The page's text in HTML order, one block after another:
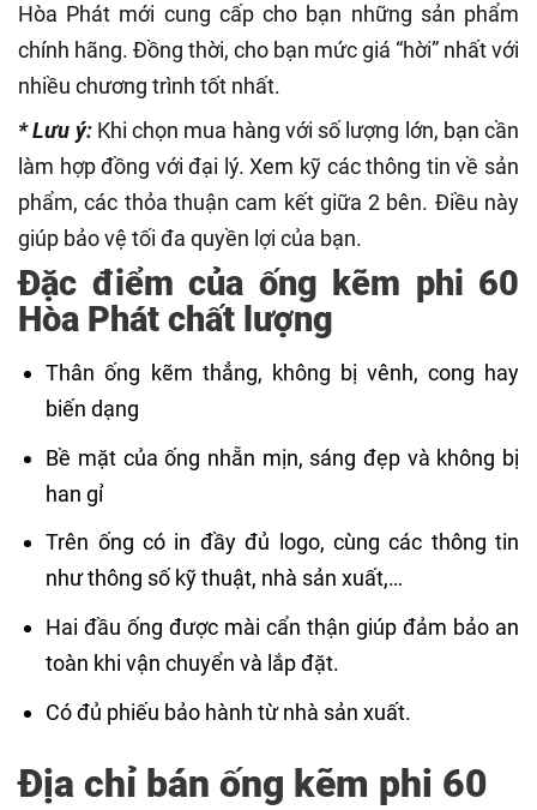
Hòa Phát mới cung cấp cho bạn những sản phẩm
chính hãng. Đồng thời, cho bạn mức giá “hời” nhất với
nhiều chương trình tốt nhất.
* Lưu ý: Khi chọn mua hàng với số lượng lớn, bạn cần
làm hợp đồng với đại lý. Xem kỹ các thông tin về sản
phẩm, các thỏa thuận cam kết giữa 2 bên. Điều này
giúp bảo vệ tối đa quyền lợi của bạn.
Đặc điểm của ống kẽm phi 60
Hòa Phát chất lượng
Thân ống kẽm thẳng, không bị vênh, cong hay
biến dạng
Bề mặt của ống nhẵn mịn, sáng đẹp và không bị
han gỉ
Trên ống có in đầy đủ logo, cùng các thông tin
như thông số kỹ thuật, nhà sản xuất,…
Hai đầu ống được mài cẩn thận giúp đảm bảo an
toàn khi vận chuyển và lắp đặt.
Có đủ phiếu bảo hành từ nhà sản xuất.
Địa chỉ bán ống kẽm phi 60